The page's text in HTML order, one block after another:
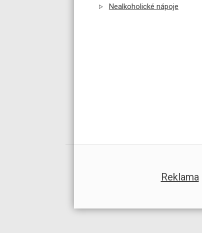
Nealkoholické nápoje
Reklama